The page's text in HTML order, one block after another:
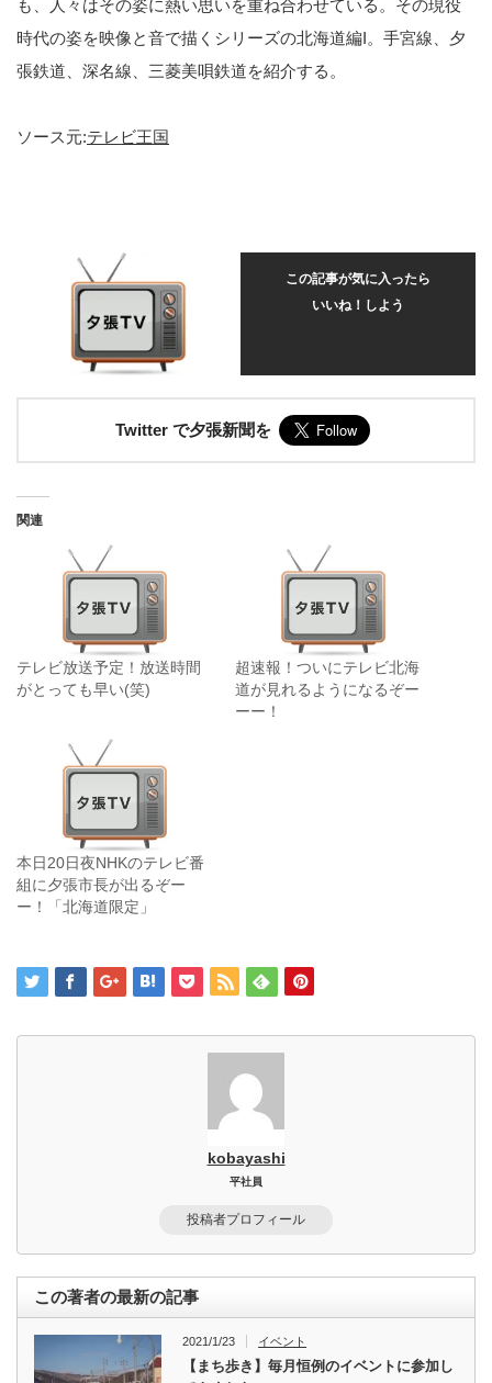
も、人々はその姿に熱い思いを重ね合わせている。その現役
時代の姿を映像と音で描くシリーズの北海道編I。手宮線、夕
張鉄道、深名線、三菱美唄鉄道を紹介する。
ソース元:テレビ王国
この記事が気に入ったら
いいね！しよう
Twitter で夕張新聞を
関連
テレビ放送予定！放送時間
がとっても早い(笑)
超速報！ついにテレビ北海
道が見れるようになるぞー
ーー！
本日20日夜NHKのテレビ番
組に夕張市長が出るぞー
ー！「北海道限定」
kobayashi
平社員
投稿者プロフィール
この著者の最新の記事
2021/1/23 イベント
【まち歩き】毎月恒例のイベントに参加し